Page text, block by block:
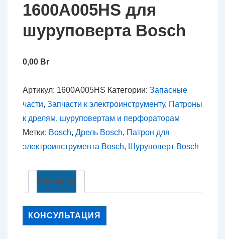
1600A005HS для
шуруповерта Bosch
0,00 Br
Артикул: 1600A005HS Категории: Запасные
части, Запчасти к электроинструменту, Патроны
к дрелям, шуруповертам и перфораторам
Метки: Bosch, Дрель Bosch, Патрон для
электроинструмента Bosch, Шуруповерт Bosch
Описание
КОНСУЛЬТАЦИЯ